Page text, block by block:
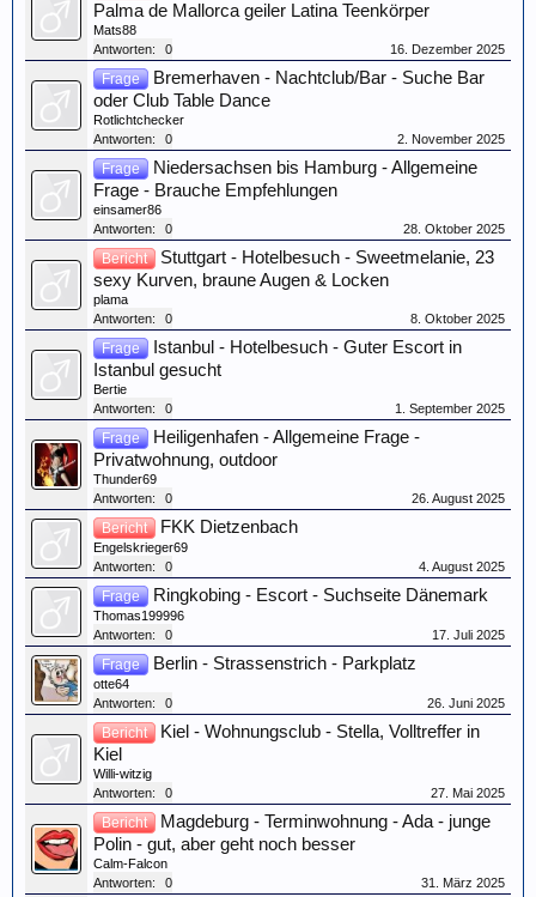
Palma de Mallorca geiler Latina Teenkörper
Mats88
Antworten:
0 16. Dezember 2025
Frage
Bremerhaven - Nachtclub/Bar - Suche Bar
oder Club Table Dance
Rotlichtchecker
Antworten:
0 2. November 2025
Frage
Niedersachsen bis Hamburg - Allgemeine
Frage - Brauche Empfehlungen
einsamer86
Antworten:
0 28. Oktober 2025
Bericht
Stuttgart - Hotelbesuch - Sweetmelanie, 23
sexy Kurven, braune Augen & Locken
plama
Antworten:
0 8. Oktober 2025
Frage
Istanbul - Hotelbesuch - Guter Escort in
Istanbul gesucht
Bertie
Antworten:
0 1. September 2025
Frage
Heiligenhafen - Allgemeine Frage -
Privatwohnung, outdoor
Thunder69
Antworten:
0 26. August 2025
Bericht FKK Dietzenbach
Engelskrieger69
Antworten:
0 4. August 2025
Frage Ringkobing - Escort - Suchseite Dänemark
Thomas199996
Antworten:
0 17. Juli 2025
Frage Berlin - Strassenstrich - Parkplatz
otte64
Antworten:
0 26. Juni 2025
Bericht
Kiel - Wohnungsclub - Stella, Volltreffer in
Kiel
Willi-witzig
Antworten:
0 27. Mai 2025
Bericht
Magdeburg - Terminwohnung - Ada - junge
Polin - gut, aber geht noch besser
Calm-Falcon
Antworten:
0 31. März 2025